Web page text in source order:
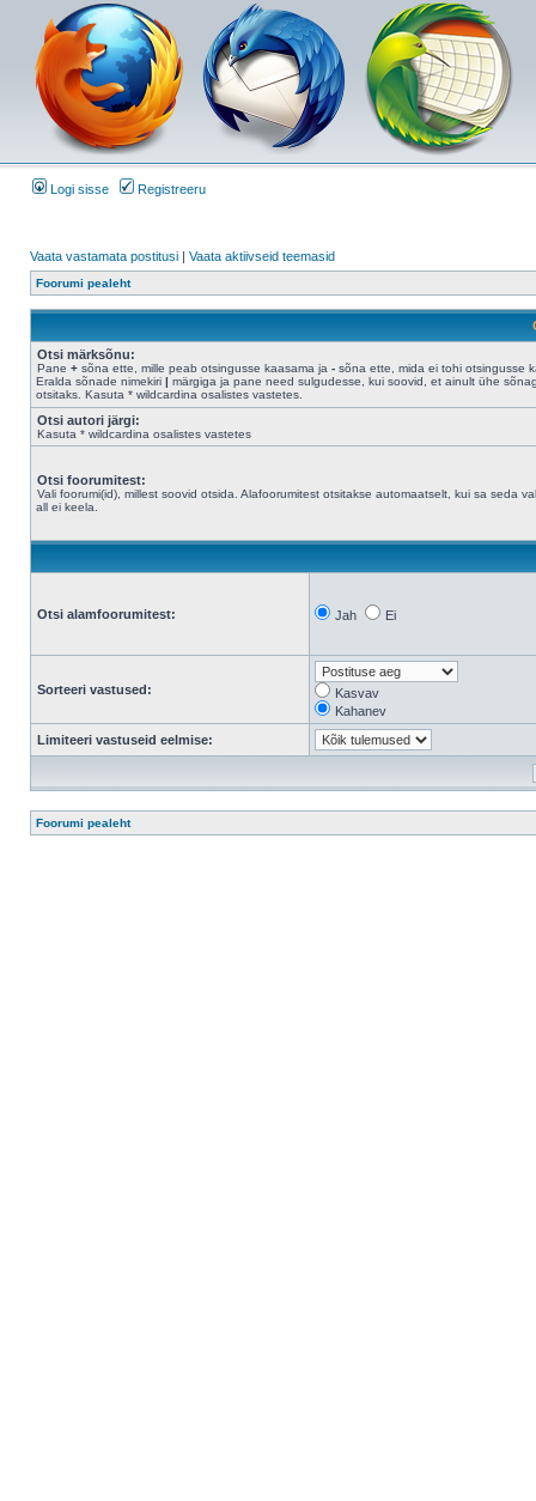
Logi sisse Registreeru
Vaata vastamata postitusi | Vaata aktiivseid teemasid
Foorumi pealeht
Otsi märksõnu:
Pane + sõna ette, mille peab otsingusse kaasama ja - sõna ette, mida ei tohi otsingusse
Eralda sõnade nimekiri | märgiga ja pane need sulgudesse, kui soovid, et ainult ühe
otsitaks. Kasuta * wildcardina osalistes vastetes.
Otsi autori järgi:
Kasuta * wildcardina osalistes vastetes
Otsi foorumitest:
Vali foorumi(id), millest soovid otsida. Alafoorumitest otsitakse automaatselt, kui sa seda
all ei keela.
Otsi alamfoorumitest: Jah Ei
Sorteeri vastused:
Kasvav
Kahanev
Limiteeri vastuseid eelmise:
Foorumi pealeht